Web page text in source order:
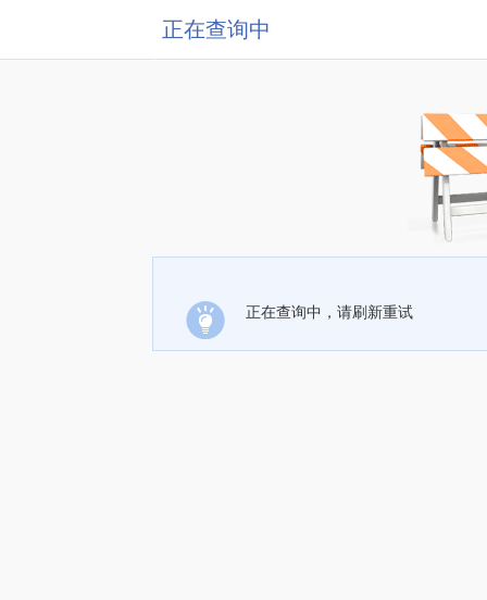
正在查询中
正在查询中，请刷新重试